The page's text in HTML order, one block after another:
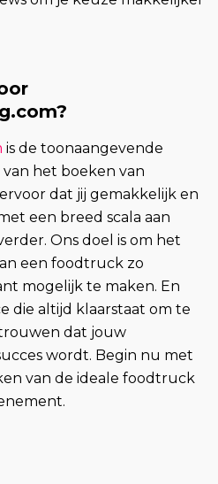
is de toonaangevende
het boeken van
dat jij gemakkelijk en
een breed scala aan
Ons doel is om het
een foodtruck zo
mogelijk te maken. En
die altijd klaarstaat om te
dat jouw
wordt. Begin nu met
van de ideale foodtruck